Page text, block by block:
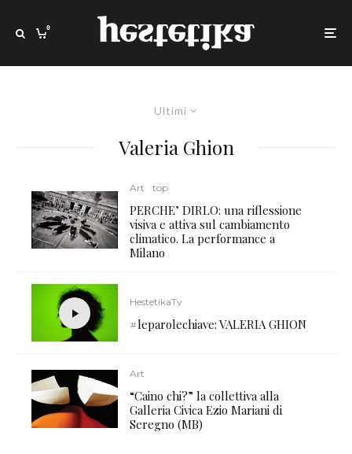
0
Ultimi
Valeria Ghion
Art top
PERCHE’ DIRLO: una riflessione
visiva e attiva sul cambiamento
climatico. La performance a
Milano
HestetikaTv
#leparolechiave: VALERIA GHION
Art
“Caino chi?” la collettiva alla
Galleria Civica Ezio Mariani di
Seregno (MB)